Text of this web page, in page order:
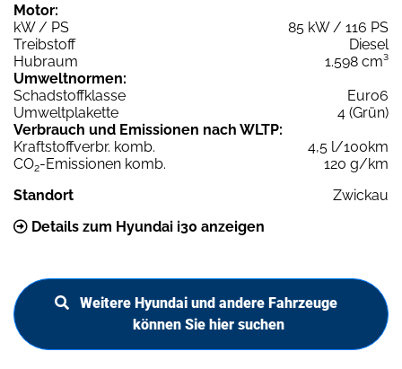
Motor:
kW / PS
85 kW / 116 PS
Treibstoff
Diesel
Hubraum
1.598 cm³
Umweltnormen:
Schadstoffklasse
Euro6
Umweltplakette
4 (Grün)
Verbrauch und Emissionen nach WLTP:
Kraftstoffverbr. komb.
4,5 l/100km
CO2-Emissionen komb.
120 g/km
Standort
Zwickau
Details zum Hyundai i30 anzeigen
Weitere Hyundai und andere Fahrzeuge
können Sie hier suchen